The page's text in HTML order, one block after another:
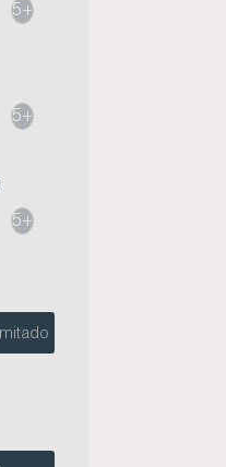
Apartamento no Residencial Mirante do Atlântico - Village - Imbituba SC (1)
Apartamento no Residencial Quatro Estações - Campo Duna - Garopaba SC (2)
Apartamento no Residencial Simon - Centro - Imbituba Sc (1)
Apartamento no Residencial Solar II - Vila Nova - Imbituba SC (1)
Apartamento Perto da Praia - Residencial Topázio - Village - Imbituba Sc (1)
5+
5+
5+